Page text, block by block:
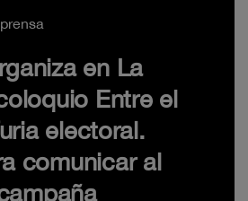
en La
Entre el
electoral.
comunicar al